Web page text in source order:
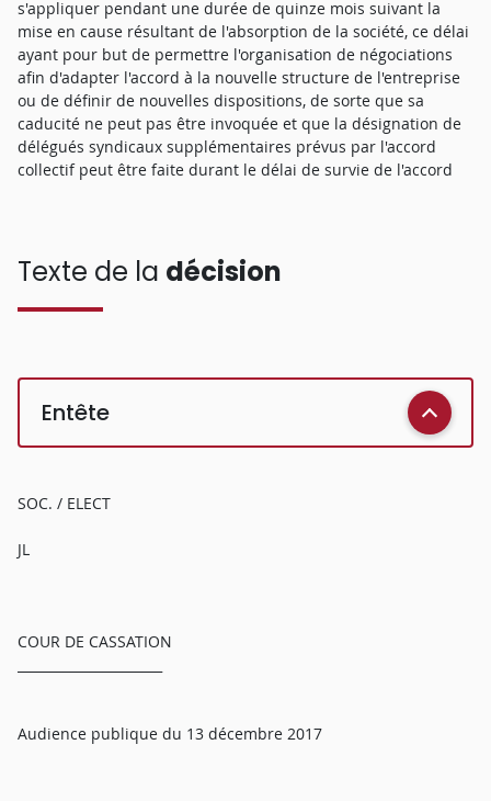
s'appliquer pendant une durée de quinze mois suivant la
mise en cause résultant de l'absorption de la société, ce délai
ayant pour but de permettre l'organisation de négociations
afin d'adapter l'accord à la nouvelle structure de l'entreprise
ou de définir de nouvelles dispositions, de sorte que sa
caducité ne peut pas être invoquée et que la désignation de
délégués syndicaux supplémentaires prévus par l'accord
collectif peut être faite durant le délai de survie de l'accord
Texte de la décision
Entête
SOC. / ELECT
JL
COUR DE CASSATION
Audience publique du 13 décembre 2017